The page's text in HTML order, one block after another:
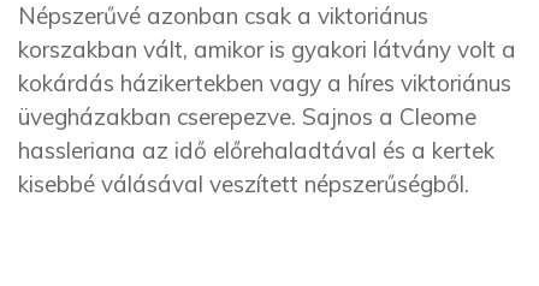
Népszerűvé azonban csak a viktoriánus
korszakban vált, amikor is gyakori látvány volt a
kokárdás házikertekben vagy a híres viktoriánus
üvegházakban cserepezve. Sajnos a Cleome
hassleriana az idő előrehaladtával és a kertek
kisebbé válásával veszített népszerűségből.